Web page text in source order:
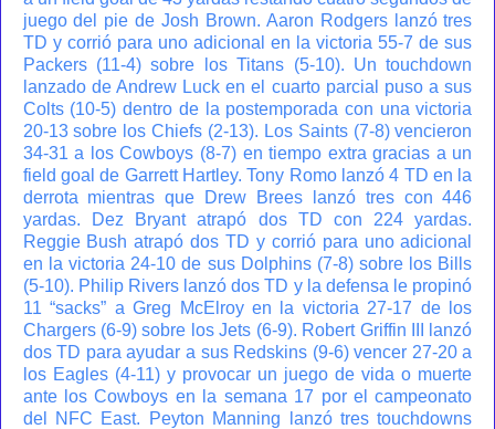
juego del pie de Josh Brown. Aaron Rodgers lanzó tres
TD y corrió para uno adicional en la victoria 55-7 de sus
Packers (11-4) sobre los Titans (5-10). Un touchdown
lanzado de Andrew Luck en el cuarto parcial puso a sus
Colts (10-5) dentro de la postemporada con una victoria
20-13 sobre los Chiefs (2-13). Los Saints (7-8) vencieron
34-31 a los Cowboys (8-7) en tiempo extra gracias a un
field goal de Garrett Hartley. Tony Romo lanzó 4 TD en la
derrota mientras que Drew Brees lanzó tres con 446
yardas. Dez Bryant atrapó dos TD con 224 yardas.
Reggie Bush atrapó dos TD y corrió para uno adicional
en la victoria 24-10 de sus Dolphins (7-8) sobre los Bills
(5-10). Philip Rivers lanzó dos TD y la defensa le propinó
11 “sacks” a Greg McElroy en la victoria 27-17 de los
Chargers (6-9) sobre los Jets (6-9). Robert Griffin III lanzó
dos TD para ayudar a sus Redskins (9-6) vencer 27-20 a
los Eagles (4-11) y provocar un juego de vida o muerte
ante los Cowboys en la semana 17 por el campeonato
del NFC East. Peyton Manning lanzó tres touchdowns